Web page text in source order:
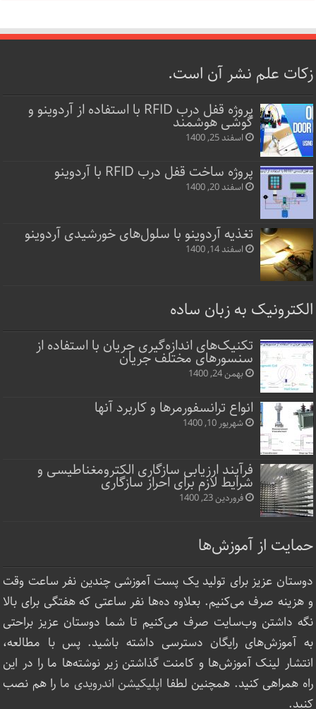
زکات علم نشر آن است.
پروژه قفل‌ درب RFID با استفاده از آردوینو و
گوشی هوشمند
اسفند 25, 1400
پروژه ساخت قفل‌ درب RFID با آردوینو
اسفند 20, 1400
تغذیه آردوینو با سلول‌های خورشیدی آردوینو
اسفند 14, 1400
الکترونیک به زبان ساده
تکنیک‌های اندازه‌گیری جریان با استفاده از
سنسورهای مختلف جریان
بهمن 24, 1400
انواع ترانسفورمرها و کاربرد آنها
شهریور 10, 1400
فرآیند ارزیابی سازگاری الکترومغناطیسی و
شرایط لازم برای احراز سازگاری
فروردین 23, 1400
حمایت از آموزش‌ها
دوستان عزیز برای تولید یک پست آموزشی چندین نفر ساعت‌ وقت
و هزینه صرف می‌کنیم. بعلاوه ده‌ها نفر ساعتی که هفتگی برای بالا
نگه داشتن وب‌سایت صرف ‌می‌کنیم تا شما دوستان عزیز براحتی
به آموزش‌های رایگان دسترسی داشته باشید. پس با مطالعه،
انتشار لینک‌ آموزش‌ها و کامنت گذاشتن زیر نوشته‌‌ها ما را در این
راه همراهی کنید. همچنین لطفا اپلیکیشن اندرویدی ما را هم نصب
کنید.